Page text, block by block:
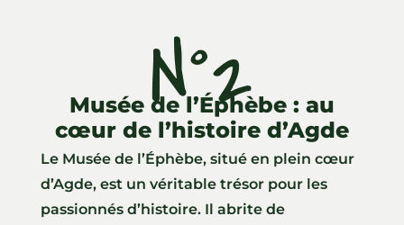
N°2
Musée de l’Éphèbe : au
cœur de l’histoire d’Agde
Le Musée de l’Éphèbe, situé en plein cœur
d’Agde, est un véritable trésor pour les
passionnés d’histoire. Il abrite de